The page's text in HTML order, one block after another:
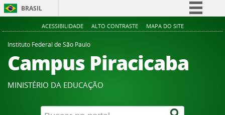
BRASIL
Simplifique!
Participe
Acesso à informação
Canais
ACESSIBILIDADE ALTO CONTRASTE MAPA DO SITE
Instituto Federal de São Paulo
Campus Piracicaba
MINISTÉRIO DA EDUCAÇÃO